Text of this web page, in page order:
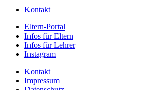
Kontakt
Eltern-Portal
Infos für Eltern
Infos für Lehrer
Instagram
Kontakt
Impressum